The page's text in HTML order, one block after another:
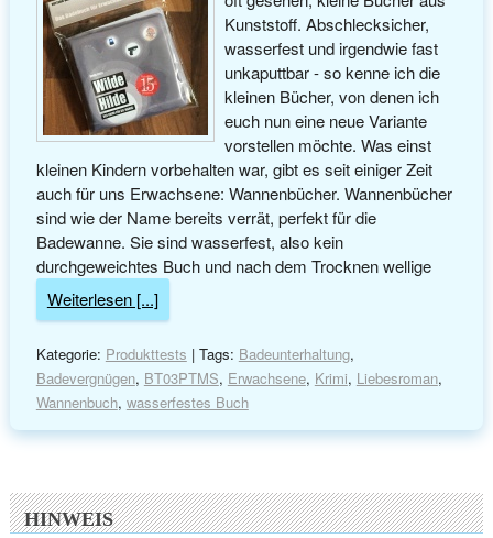
Kunststoff. Abschlecksicher,
wasserfest und irgendwie fast
unkaputtbar - so kenne ich die
kleinen Bücher, von denen ich
euch nun eine neue Variante
vorstellen möchte. Was einst
kleinen Kindern vorbehalten war, gibt es seit einiger Zeit
auch für uns Erwachsene: Wannenbücher. Wannenbücher
sind wie der Name bereits verrät, perfekt für die
Badewanne. Sie sind wasserfest, also kein
durchgeweichtes Buch und nach dem Trocknen wellige
Weiterlesen [...]
Kategorie: Produkttests | Tags: Badeunterhaltung,
Badevergnügen, BT03PTMS, Erwachsene, Krimi, Liebesroman,
Wannenbuch, wasserfestes Buch
HINWEIS